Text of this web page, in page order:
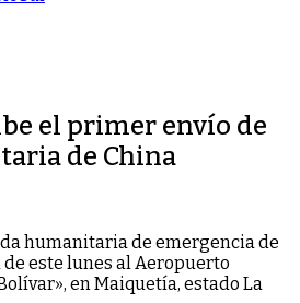
el primer envío de
de China
humanitaria de emergencia de
este lunes al Aeropuerto
en Maiquetía, estado La